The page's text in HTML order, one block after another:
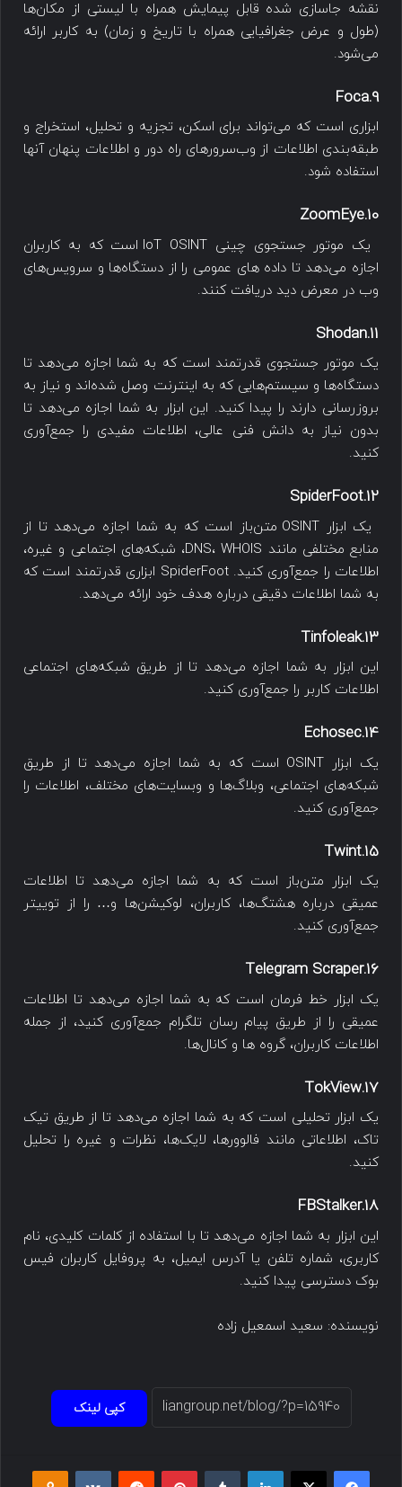
نقشه جاسازی شده قابل پیمایش همراه با لیستی از مکان‌ها
(طول و عرض جغرافیایی همراه با تاریخ و زمان) به کاربر ارائه
می‌شود.
9.Foca
ابزاری است که می‌تواند برای اسکن، تجزیه و تحلیل، استخراج و
طبقه‌بندی اطلاعات از وب‌سرورهای راه دور و اطلاعات پنهان آنها
استفاده شود.
10.ZoomEye
یک موتور جستجوی چینی IoT OSINT است که به کاربران
اجازه می‌دهد تا داده های عمومی را از دستگاه‌ها و سرویس‌های
وب در معرض دید دریافت کنند.
11.Shodan
یک موتور جستجوی قدرتمند است که به شما اجازه می‌دهد تا
دستگاه‌ها و سیستم‌هایی که به اینترنت وصل شده‌اند و نیاز به
بروزرسانی دارند را پیدا کنید. این ابزار به شما اجازه می‌دهد تا
بدون نیاز به دانش فنی عالی، اطلاعات مفیدی را جمع‌آوری
کنید.
12.SpiderFoot
یک ابزار OSINT متن‌باز است که به شما اجازه می‌دهد تا از
منابع مختلفی مانند DNS، WHOIS، شبکه‌های اجتماعی و غیره،
اطلاعات را جمع‌آوری کنید. SpiderFoot ابزاری قدرتمند است که
به شما اطلاعات دقیقی درباره هدف خود ارائه می‌دهد.
13.Tinfoleak
این ابزار به شما اجازه می‌دهد تا از طریق شبکه‌های اجتماعی
اطلاعات کاربر را جمع‌آوری کنید.
14.Echosec
یک ابزار OSINT است که به شما اجازه می‌دهد تا از طریق
شبکه‌های اجتماعی، وبلاگ‌ها و وبسایت‌های مختلف، اطلاعات را
جمع‌آوری کنید.
15.Twint
یک ابزار متن‌باز است که به شما اجازه می‌دهد تا اطلاعات
عمیقی درباره هشتگ‌ها، کاربران، لوکیشن‌ها و… را از توییتر
جمع‌آوری کنید.
16.Telegram Scraper
یک ابزار خط فرمان است که به شما اجازه می‌دهد تا اطلاعات
عمیقی را از طریق پیام رسان تلگرام جمع‌آوری کنید، از جمله
اطلاعات کاربران، گروه ها و کانال‌ها.
17.TokView
یک ابزار تحلیلی است که به شما اجازه می‌دهد تا از طریق تیک
تاک، اطلاعاتی مانند فالوورها، لایک‌ها، نظرات و غیره را تحلیل
کنید.
18.FBStalker
این ابزار به شما اجازه می‌دهد تا با استفاده از کلمات کلیدی، نام
کاربری، شماره تلفن یا آدرس ایمیل، به پروفایل کاربران فیس
بوک دسترسی پیدا کنید.
نویسنده: سعید اسمعیل زاده
کپی لینک